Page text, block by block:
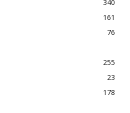
340
161
76
255
23
178